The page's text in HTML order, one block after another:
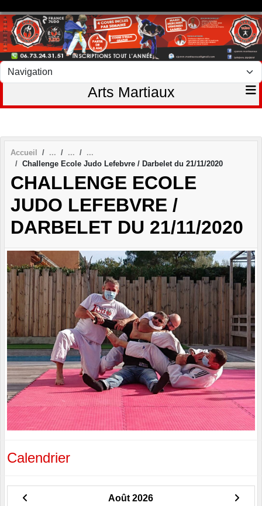
Arts Martiaux
Accueil
Challenge Ecole Judo Lefebvre / Darbelet du 21/11/2020
CHALLENGE ECOLE
JUDO LEFEBVRE /
DARBELET DU 21/11/2020
Calendrier
Août 2026